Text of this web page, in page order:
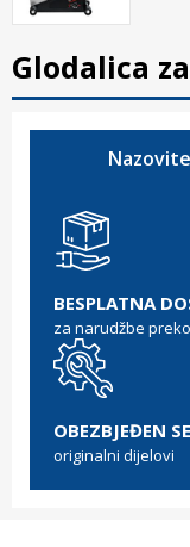
Glodalica
BESPLATNA
za narudžbe
OBEZBJEĐEN
originalni dijelovi